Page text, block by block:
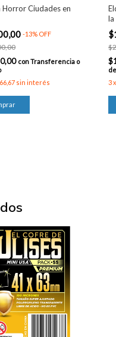
Horror Ciudades en
-13% OFF
conTransferencia o
sin interés
la
3x